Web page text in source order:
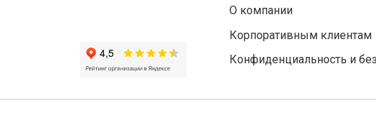
О компании
Корпоративным клиентам
Конфиденциальность и